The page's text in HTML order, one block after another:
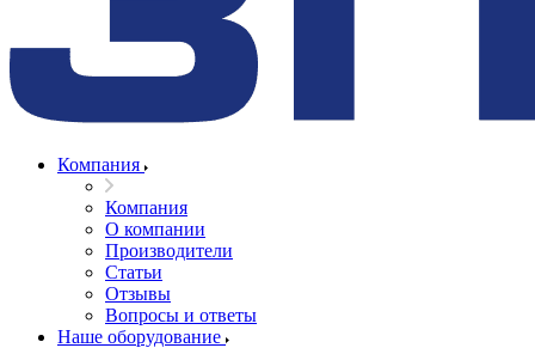
Компания
Компания
О компании
Производители
Статьи
Отзывы
Вопросы и ответы
Наше оборудование